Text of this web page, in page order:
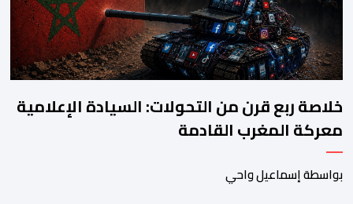
خلاصة ربع قرن من التحولات: السيادة الإعلامية
معركة المغرب القادمة
بواسطة إسماعيل واحي